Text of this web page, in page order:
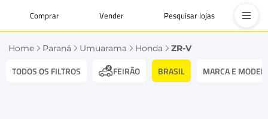
Comprar Vender Pesquisar lojas
Home Paraná Umuarama Honda ZR-V
TODOS OS FILTROS FEIRÃO BRASIL MARCA E